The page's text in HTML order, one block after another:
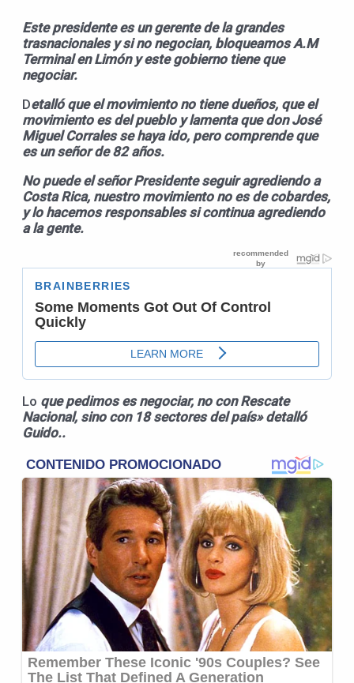
Este presidente es un gerente de la grandes
trasnacionales y si no negocian, bloqueamos A.M
Terminal en Limón y este gobierno tiene que
negociar.
Detalló que el movimiento no tiene dueños, que el
movimiento es del pueblo y lamenta que don José
Miguel Corrales se haya ido, pero comprende que
es un señor de 82 años.
No puede el señor Presidente seguir agrediendo a
Costa Rica, nuestro movimiento no es de cobardes,
y lo hacemos responsables si continua agrediendo
a la gente.
Lo que pedimos es negociar, no con Rescate
Nacional, sino con 18 sectores del país» detalló
Guido..